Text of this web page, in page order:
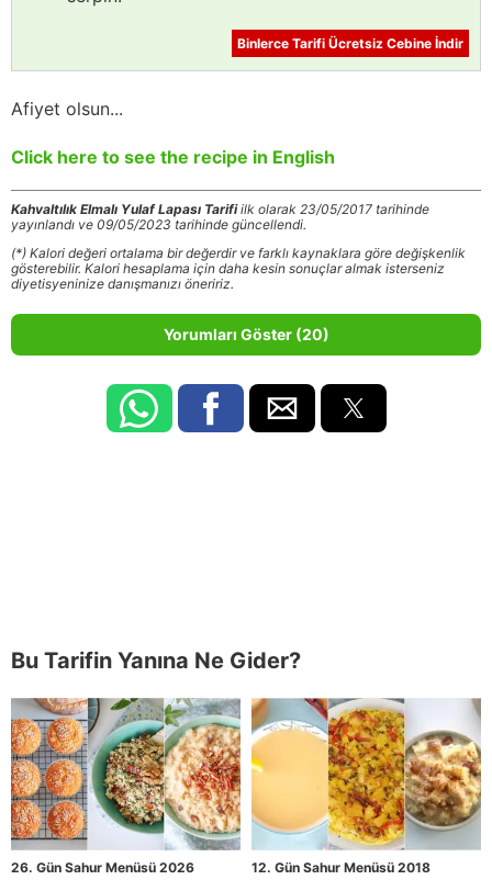
Binlerce Tarifi Ücretsiz Cebine İndir
Afiyet olsun...
Click here to see the recipe in English
Kahvaltılık Elmalı Yulaf Lapası Tarifiilk olarak 23/05/2017 tarihinde
yayınlandı ve 09/05/2023 tarihinde güncellendi.
(*) Kalori değeri ortalama bir değerdir ve farklı kaynaklara göre değişkenlik
gösterebilir. Kalori hesaplama için daha kesin sonuçlar almak isterseniz
diyetisyeninize danışmanızı öneririz.
Yorumları Göster (20)
Bu Tarifin Yanına Ne Gider?
26. Gün Sahur Menüsü 2026 12. Gün Sahur Menüsü 2018